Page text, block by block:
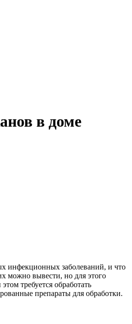
в доме
инфекционных заболеваний, и что
можно вывести, но для этого
требуется обработать
препараты для обработки.